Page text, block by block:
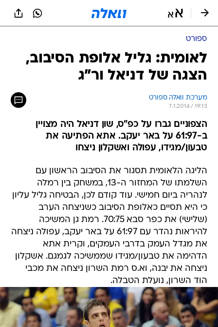
ספורט
לאומית: גליל אלופת הסיבוב,
הצגה של דניאל ור"ג
מערכת וואלה ספורט
7.1.2014 / 19:13
הצפוניים גברו על כפ"ס, שון דניאל היה מצויין
ב-61:97 על באר יעקב. אתא הפתיעה את
טבעון/מגידו, עפולה ואשקלון ניצחו
הליגה הלאומית תסגור את הסיבוב הראשון עם
השלמתו של המחזור ה-13, במשחק בין רמלה
לנהריה ביום חמישי. עוד קודם לכן, הבטיחה גליל עליון
כי היא תסיים כאלופת הסיבוב כשניצחה הערב
(שלישי) את כפר סבא 70:75. רמת גן המשיכה
להיראות נהדר עם 61:97 על באר יעקב, עפולה ניצחה
את מגדל העמק בדרבי העמקים, וקרית אתא
הדהימה את טבעון/מגידו שממשיכה לגמגם. אשקלון
ניצחה את יבנה, וא.ס רמת השרון ניצחה את מכבי
הוד השרון, נועלת הטבלה.